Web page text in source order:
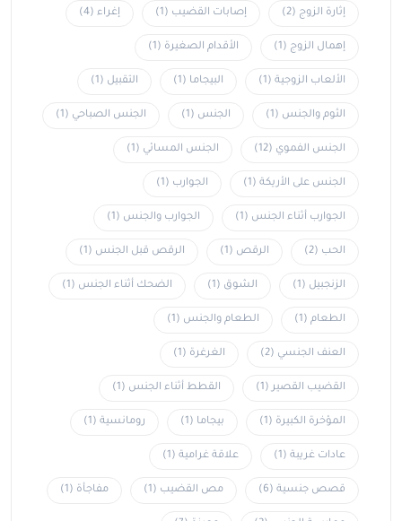
إثارة الزوج (2) إصابات القضيب (1) إغراء (4)
إهمال الزوج (1) الأقدام الصغيرة (1)
الألعاب الزوجية (1) البيجاما (1) التقبيل (1)
الثوم والجنس (1) الجنس (1) الجنس الصباحي (1)
الجنس الفموي (12) الجنس المسائي (1)
الجنس على الأريكة (1) الجوارب (1)
الجوارب أثناء الجنس (1) الجوارب والجنس (1)
الحب (2) الرقص (1) الرقص قبل الجنس (1)
الزنجبيل (1) الشوق (1) الضحك أثناء الجنس (1)
الطعام (1) الطعام والجنس (1)
العنف الجنسي (2) الغرغرة (1)
القضيب القصير(1) القطط أثناء الجنس (1)
المؤخرة الكبيرة (1) بيجاما (1) رومانسية (1)
عادات غريبة (1) علاقة غرامية (1)
قصص جنسية (6) مص القضيب (1) مفاجأة (1)